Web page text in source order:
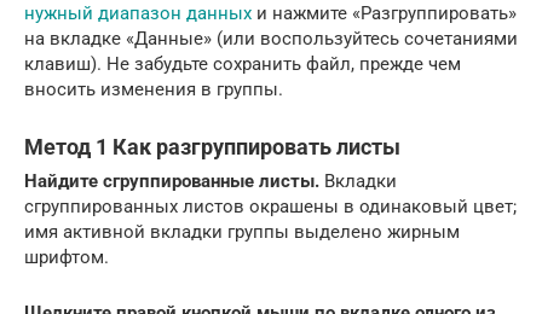
нужный диапазон данных и нажмите «Разгруппировать»
на вкладке «Данные» (или воспользуйтесь сочетаниями
клавиш). Не забудьте сохранить файл, прежде чем
вносить изменения в группы.
Метод 1 Как разгруппировать листы
Найдите сгруппированные листы. Вкладки
сгруппированных листов окрашены в одинаковый цвет;
имя активной вкладки группы выделено жирным
шрифтом.